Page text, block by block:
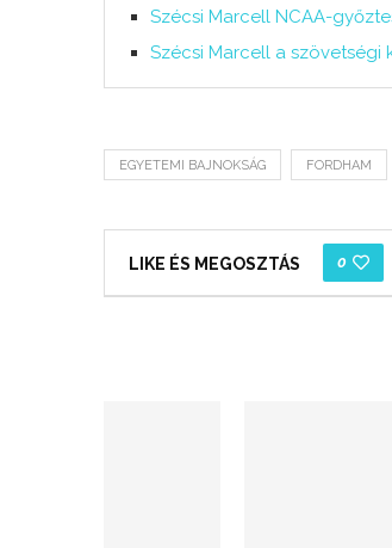
Szécsi Marcell NCAA-
Szécsi Marcell a
EGYETEMI BAJNOKSÁG FORDHAM
LIKE ÉS MEGOSZTÁS 0